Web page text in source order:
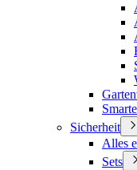
Sicherheit
Alles
Sets